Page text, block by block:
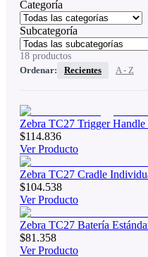
Categoría
Subcategoría
18 productos
Ordenar:
Recientes A - Z
Zebra TC27 Trigger
$114.836
Ver Producto
Zebra TC27 Cradle
$104.538
Ver Producto
Zebra TC27 Batería
$81.358
Ver Producto